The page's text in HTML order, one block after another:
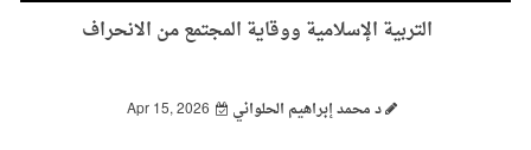
التربية الإسلامية ووقاية المجتمع من الانحراف
د محمد إبراهيم الحلواني Apr 15, 2026